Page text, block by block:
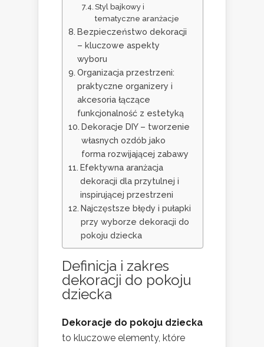
Styl bajkowy i
tematyczne aranżacje
Bezpieczeństwo dekoracji
– kluczowe aspekty
wyboru
Organizacja przestrzeni:
praktyczne organizery i
akcesoria łączące
funkcjonalność z estetyką
Dekoracje DIY – tworzenie
własnych ozdób jako
forma rozwijającej zabawy
Efektywna aranżacja
dekoracji dla przytulnej i
inspirującej przestrzeni
Najczęstsze błędy i pułapki
przy wyborze dekoracji do
pokoju dziecka
Definicja i zakres
dekoracji do pokoju
dziecka
Dekoracje do pokoju dziecka
to kluczowe elementy, które